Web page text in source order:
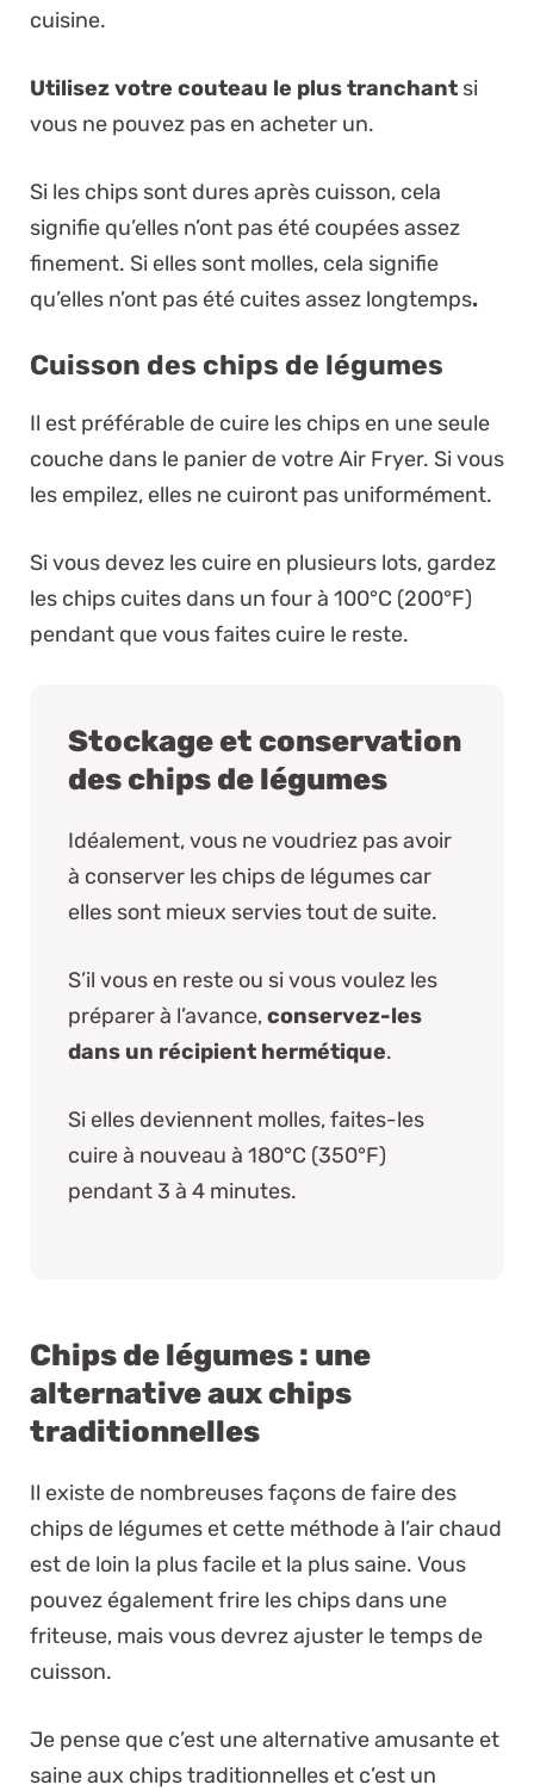
cuisine.
Utilisez votre couteau le plus tranchant si
vous ne pouvez pas en acheter un.
Si les chips sont dures après cuisson, cela
signifie qu’elles n’ont pas été coupées assez
finement. Si elles sont molles, cela signifie
qu’elles n’ont pas été cuites assez longtemps.
Cuisson des chips de légumes
Il est préférable de cuire les chips en une seule
couche dans le panier de votre Air Fryer. Si vous
les empilez, elles ne cuiront pas uniformément.
Si vous devez les cuire en plusieurs lots, gardez
les chips cuites dans un four à 100°C (200°F)
pendant que vous faites cuire le reste.
Stockage et conservation
des chips de légumes
Idéalement, vous ne voudriez pas avoir
à conserver les chips de légumes car
elles sont mieux servies tout de suite.
S’il vous en reste ou si vous voulez les
préparer à l’avance,conservez-les
dans un récipient hermétique.
Si elles deviennent molles, faites-les
cuire à nouveau à 180°C (350°F)
pendant 3 à 4 minutes.
Chips de légumes : une
alternative aux chips
traditionnelles
Il existe de nombreuses façons de faire des
chips de légumes et cette méthode à l’air chaud
est de loin la plus facile et la plus saine. Vous
pouvez également frire les chips dans une
friteuse, mais vous devrez ajuster le temps de
cuisson.
Je pense que c’est une alternative amusante et
saine aux chips traditionnelles et c’est un